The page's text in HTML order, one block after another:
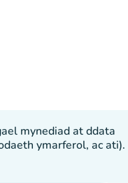
mynediad at ddata
ymarferol, ac ati).